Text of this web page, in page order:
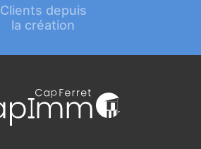
Clients depuis
la création